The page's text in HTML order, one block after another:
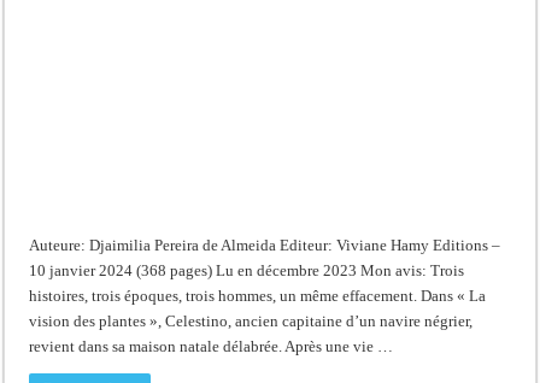
Auteure: Djaimilia Pereira de Almeida Editeur: Viviane Hamy Editions –
10 janvier 2024 (368 pages) Lu en décembre 2023 Mon avis: Trois
histoires, trois époques, trois hommes, un même effacement. Dans « La
vision des plantes », Celestino, ancien capitaine d’un navire négrier,
revient dans sa maison natale délabrée. Après une vie …